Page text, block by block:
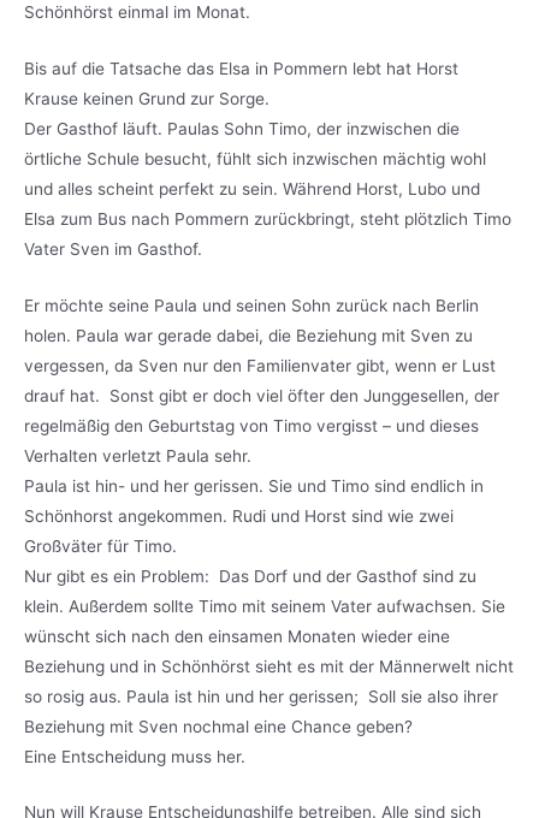
Schönhörst einmal im Monat.
Bis auf die Tatsache das Elsa in Pommern lebt hat Horst
Krause keinen Grund zur Sorge.
Der Gasthof läuft. Paulas Sohn Timo, der inzwischen die
örtliche Schule besucht, fühlt sich inzwischen mächtig wohl
und alles scheint perfekt zu sein. Während Horst, Lubo und
Elsa zum Bus nach Pommern zurückbringt, steht plötzlich Timo
Vater Sven im Gasthof.
Er möchte seine Paula und seinen Sohn zurück nach Berlin
holen. Paula war gerade dabei, die Beziehung mit Sven zu
vergessen, da Sven nur den Familienvater gibt, wenn er Lust
drauf hat. Sonst gibt er doch viel öfter den Junggesellen, der
regelmäßig den Geburtstag von Timo vergisst – und dieses
Verhalten verletzt Paula sehr.
Paula ist hin- und her gerissen. Sie und Timo sind endlich in
Schönhorst angekommen. Rudi und Horst sind wie zwei
Großväter für Timo.
Nur gibt es ein Problem: Das Dorf und der Gasthof sind zu
klein. Außerdem sollte Timo mit seinem Vater aufwachsen. Sie
wünscht sich nach den einsamen Monaten wieder eine
Beziehung und in Schönhörst sieht es mit der Männerwelt nicht
so rosig aus. Paula ist hin und her gerissen; Soll sie also ihrer
Beziehung mit Sven nochmal eine Chance geben?
Eine Entscheidung muss her.
Nun will Krause Entscheidungshilfe betreiben. Alle sind sich